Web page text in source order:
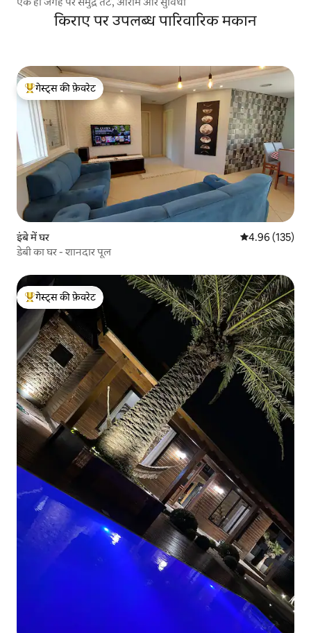
किराए पर उपलब्ध पारिवारिक मकान
गेस्ट्स का टॉप फ़ेवरेट
गेस्ट्स की फ़ेवरेट
इंबे में घर औसत रेटिंग 5 में से
4.96 (135)
डेबी का घर - शानदार पूल
गेस्ट्स का टॉप फ़ेवरेट
गेस्ट्स की फ़ेवरेट